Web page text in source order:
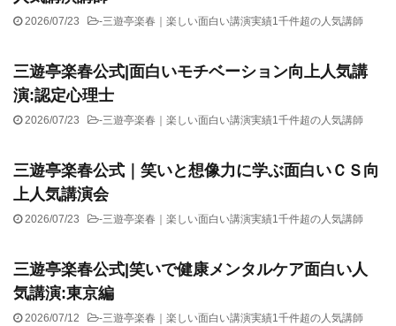
2026/07/23 -三遊亭楽春｜楽しい面白い講演実績1千件超の人気講師
三遊亭楽春公式|面白いモチベーション向上人気講
演:認定心理士
2026/07/23 -三遊亭楽春｜楽しい面白い講演実績1千件超の人気講師
三遊亭楽春公式｜笑いと想像力に学ぶ面白いＣＳ向
上人気講演会
2026/07/23 -三遊亭楽春｜楽しい面白い講演実績1千件超の人気講師
三遊亭楽春公式|笑いで健康メンタルケア面白い人
気講演:東京編
2026/07/12 -三遊亭楽春｜楽しい面白い講演実績1千件超の人気講師